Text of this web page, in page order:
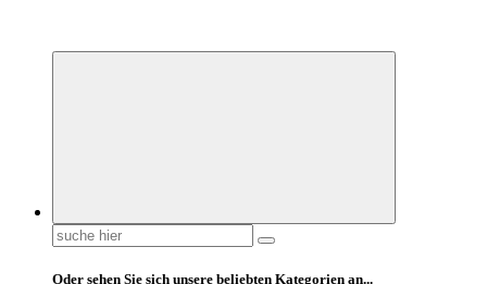
Suchen
nach:
Oder sehen Sie sich unsere beliebten Kategorien an...